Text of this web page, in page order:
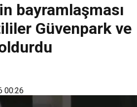
bayramlaşması
Güvenpark ve
00:26